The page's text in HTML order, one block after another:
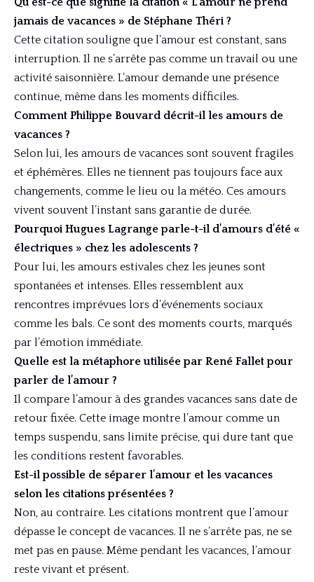
jamais de vacances » de Stéphane Théri ?
Cette citation souligne que l’amour est constant, sans
interruption. Il ne s’arrête pas comme un travail ou une
activité saisonnière. L’amour demande une présence
continue, même dans les moments difficiles.
Comment Philippe Bouvard décrit-il les amours de
vacances ?
Selon lui, les amours de vacances sont souvent fragiles
et éphémères. Elles ne tiennent pas toujours face aux
changements, comme le lieu ou la météo. Ces amours
vivent souvent l’instant sans garantie de durée.
Pourquoi Hugues Lagrange parle-t-il d’amours d’été «
électriques » chez les adolescents ?
Pour lui, les amours estivales chez les jeunes sont
spontanées et intenses. Elles ressemblent aux
rencontres imprévues lors d’événements sociaux
comme les bals. Ce sont des moments courts, marqués
par l’émotion immédiate.
Quelle est la métaphore utilisée par René Fallet pour
parler de l’amour ?
Il compare l’amour à des grandes vacances sans date de
retour fixée. Cette image montre l’amour comme un
temps suspendu, sans limite précise, qui dure tant que
les conditions restent favorables.
Est-il possible de séparer l’amour et les vacances
selon les citations présentées ?
Non, au contraire. Les citations montrent que l’amour
dépasse le concept de vacances. Il ne s’arrête pas, ne se
met pas en pause. Même pendant les vacances, l’amour
reste vivant et présent.